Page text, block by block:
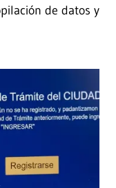
de datos y